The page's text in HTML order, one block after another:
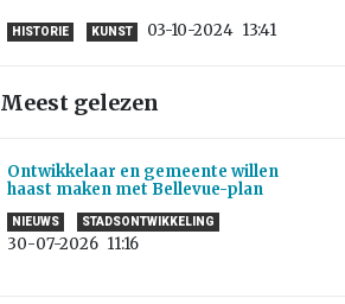
HISTORIE KUNST 03-10-2024 13:41
Meest gelezen
Ontwikkelaar en gemeente willen
haast maken met Bellevue-plan
NIEUWS STADSONTWIKKELING
30-07-2026 11:16